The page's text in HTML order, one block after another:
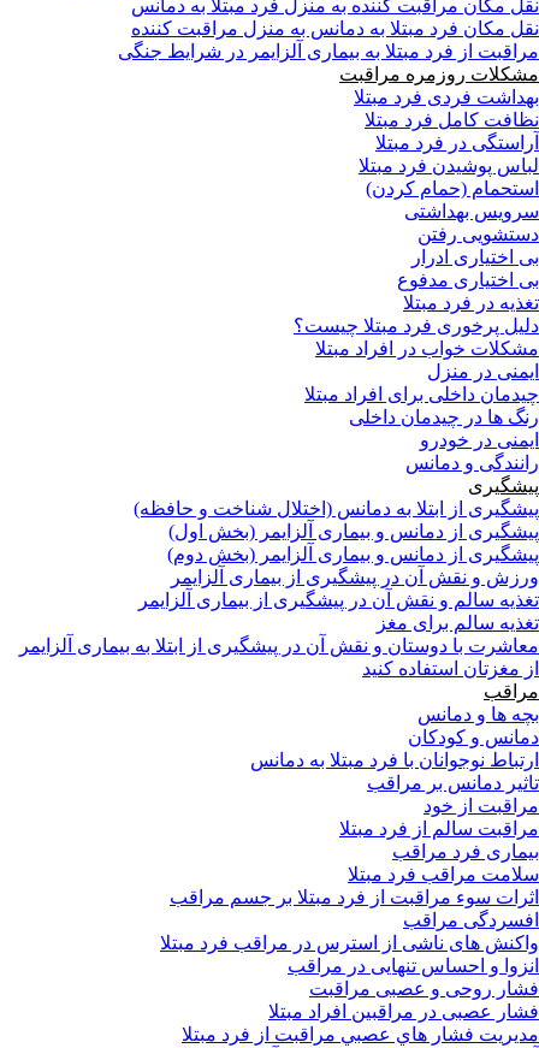
نقل مکان مراقبت کننده به منزل فرد مبتلا به دمانس
نقل مکان فرد مبتلا به دمانس به منزل مراقبت کننده
مراقبت از فرد مبتلا به بیماری آلزایمر در شرایط جنگی
مشکلات روزمره مراقبت
بهداشت فردی فرد مبتلا
نظافت کامل فرد مبتلا
آراستگی در فرد مبتلا
لباس پوشیدن فرد مبتلا
استحمام (حمام کردن)
سرویس بهداشتی
دستشویی رفتن
بی اختیاری ادرار
بی اختیاری مدفوع
تغذیه در فرد مبتلا
دلیل پرخوری فرد مبتلا چیست؟
مشکلات خواب در افراد مبتلا
ایمنی در منزل
چیدمان داخلی برای افراد مبتلا
رنگ ها در چیدمان داخلی
ایمنی در خودرو
رانندگی و دمانس
پیشگیری
پیشگیری از ابتلا به دمانس (اختلال شناخت و حافظه)
پیشگیری از دمانس و بیماری آلزایمر (بخش اول)
پیشگیری از دمانس و بیماری آلزایمر (بخش دوم)
ورزش و نقش آن در پیشگیری از بیماری آلزایمر
تغذیه سالم و نقش آن در پیشگیری از بیماری آلزایمر
تغذیه سالم برای مغز
معاشرت با دوستان و نقش آن در پیشگیری از ابتلا به بیماری آلزایمر
از مغزتان استفاده کنید
مراقب
بچه ها و دمانس
دمانس و کودکان
ارتباط نوجوانان با فرد مبتلا به دمانس
تاثیر دمانس بر مراقب
مراقبت از خود
مراقبت سالم از فرد مبتلا
بیماری فرد مراقب
سلامت مراقب فرد مبتلا
اثرات سوء مراقبت از فرد مبتلا بر جسم مراقب
افسردگی مراقب
واکنش های ناشی از استرس در مراقب فرد مبتلا
انزوا و احساس تنهایی در مراقب
فشار روحی و عصبی مراقبت
فشار عصبی در مراقبین افراد مبتلا
مدیریت فشار هاي عصبي مراقبت از فرد مبتلا